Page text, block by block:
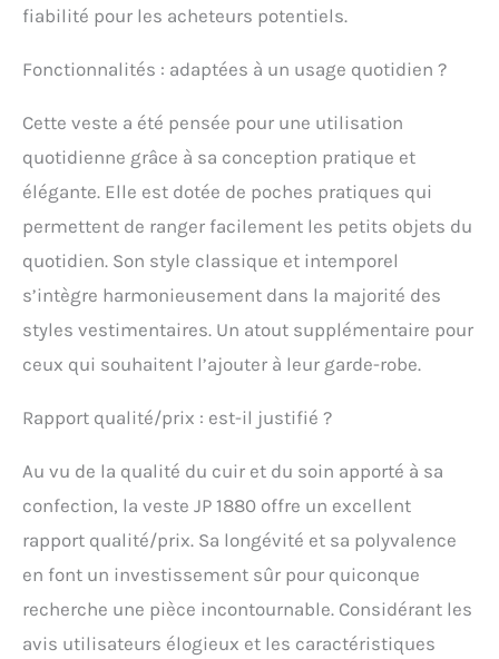
fiabilité pour les acheteurs potentiels.
Fonctionnalités : adaptées à un usage quotidien ?
Cette veste a été pensée pour une utilisation
quotidienne grâce à sa conception pratique et
élégante. Elle est dotée de poches pratiques qui
permettent de ranger facilement les petits objets du
quotidien. Son style classique et intemporel
s’intègre harmonieusement dans la majorité des
styles vestimentaires. Un atout supplémentaire pour
ceux qui souhaitent l’ajouter à leur garde-robe.
Rapport qualité/prix : est-il justifié ?
Au vu de la qualité du cuir et du soin apporté à sa
confection, la veste JP 1880 offre un excellent
rapport qualité/prix. Sa longévité et sa polyvalence
en font un investissement sûr pour quiconque
recherche une pièce incontournable. Considérant les
avis utilisateurs élogieux et les caractéristiques